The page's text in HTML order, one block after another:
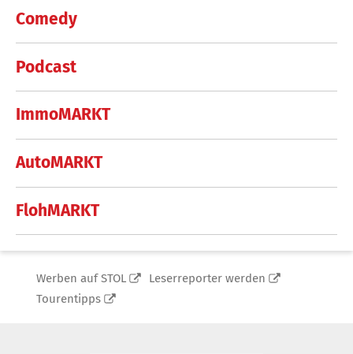
Comedy
Podcast
ImmoMARKT
AutoMARKT
FlohMARKT
Werben auf STOL
Leserreporter werden
Tourentipps